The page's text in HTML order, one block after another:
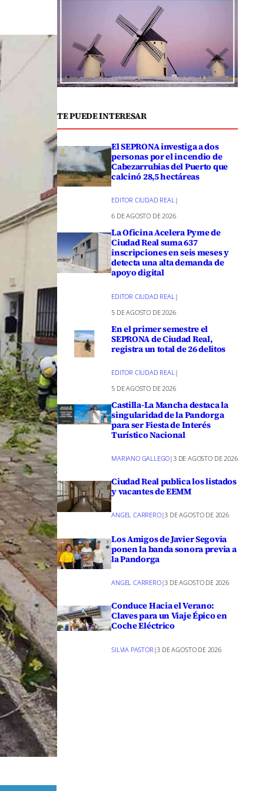
TE PUEDE INTERESAR
El SEPRONA investiga a dos
personas por el incendio de
Cabezarrubias del Puerto que
calcinó 28,5 hectáreas
EDITOR CIUDAD REAL|
6 DE AGOSTO DE 2026
La Oficina Acelera Pyme de
Ciudad Real suma 637
inscripciones en seis meses y
detecta una alta demanda de
apoyo digital
EDITOR CIUDAD REAL |
5 DE AGOSTO DE 2026
En el primer semestre el
SEPRONA de Ciudad Real,
registra un total de 26 delitos
EDITOR CIUDAD REAL |
5 DE AGOSTO DE 2026
Castilla-La Mancha destaca la
singularidad de la Pandorga
para ser Fiesta de Interés
Turístico Nacional
MARIANO GALLEGO|3 DE AGOSTO DE 2026
Ciudad Real publica los listados
y vacantes de EEMM
ANGEL CARRERO|3 DE AGOSTO DE 2026
Los Amigos de Javier Segovia
ponen la banda sonora previa a
la Pandorga
ANGEL CARRERO|3 DE AGOSTO DE 2026
Conduce Hacia el Verano:
Claves para un Viaje Épico en
Coche Eléctrico
SILVIA PASTOR |3 DE AGOSTO DE 2026